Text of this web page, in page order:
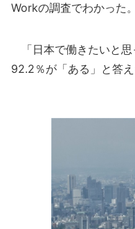
Workの調査でわかった
「日本で働きたいと思
92.2％が「ある」と答え